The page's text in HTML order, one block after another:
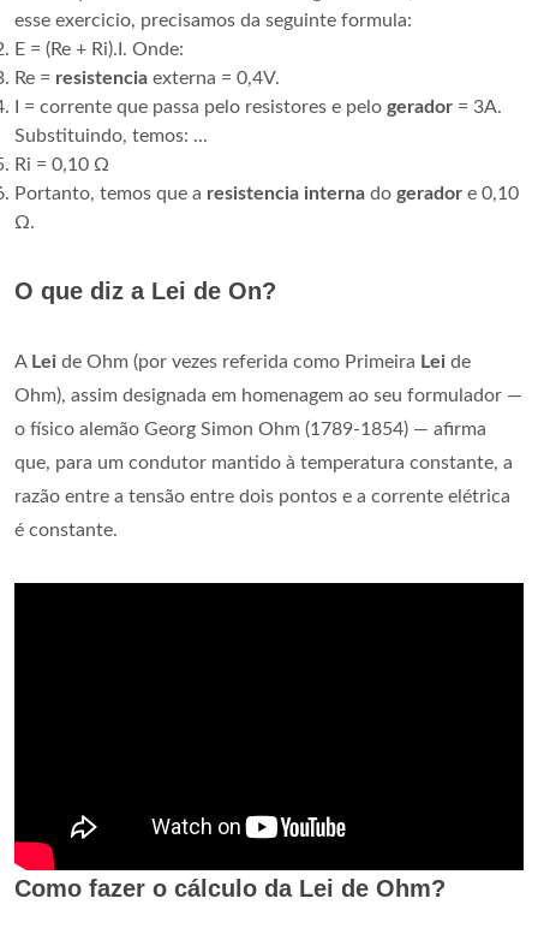
esse exercicio, precisamos da seguinte formula:
E = (Re + Ri).I. Onde:
Re = resistencia externa = 0,4V.
I = corrente que passa pelo resistores e pelo gerador = 3A.
Substituindo, temos: ...
Ri = 0,10 Ω
Portanto, temos que a resistencia interna do gerador e 0,10
Ω.
O que diz a Lei de On?
A Lei de Ohm (por vezes referida como Primeira Lei de
Ohm), assim designada em homenagem ao seu formulador —
o físico alemão Georg Simon Ohm (1789-1854) — afirma
que, para um condutor mantido à temperatura constante, a
razão entre a tensão entre dois pontos e a corrente elétrica
é constante.
Como fazer o cálculo da Lei de Ohm?